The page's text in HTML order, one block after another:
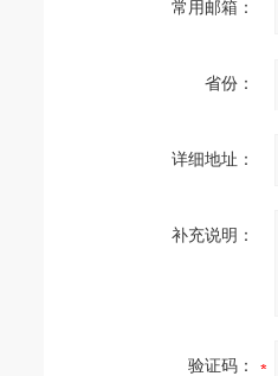
常用邮箱：
省份：
详细地址：
补充说明：
验证码：